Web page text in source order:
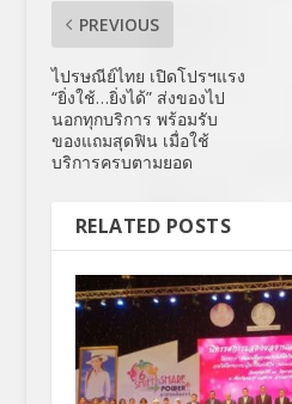
PREVIOUS
ไปรษณีย์ไทย เปิดโปรฯแรง
“ยิ่งใช้…ยิ่งได้” ส่งของไป
นอกทุกบริการ พร้อมรับ
ของแถมสุดฟิน เมื่อใช้
บริการครบตามยอด
RELATED POSTS